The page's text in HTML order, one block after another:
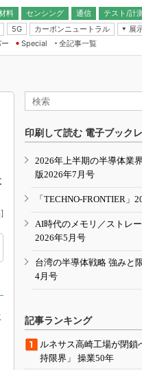
料 センシング
通信
テスト/計
5G カーボンニュートラル
展
エッジコンピューティング
FRONTIER
くるま展
Special
全記事一覧
]
印刷して読む 電子ブック
2026年上半期の半導体
版2026年7月号
「TECHNO-FRONTIER」
AI時代のメモリ／ストレ
2026年5月号
台湾の半導体戦略 強み
4月号
記事ランキング
ルネサス高崎工場が閉鎖
持限界」 操業50年